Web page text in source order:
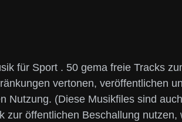
für Sport . 50 gema freie Tracks
vertonen, veröffentlichen
Nutzung. (Diese Musikfiles sind
zur öffentlichen Beschallung